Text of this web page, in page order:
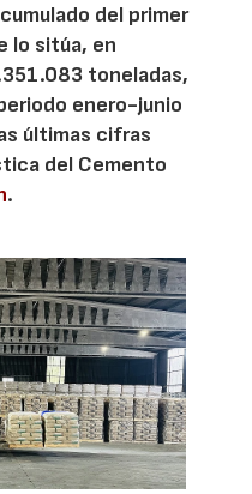
del primer
lo sitúa, en
toneladas,
enero-junio
últimas cifras
del Cemento
.